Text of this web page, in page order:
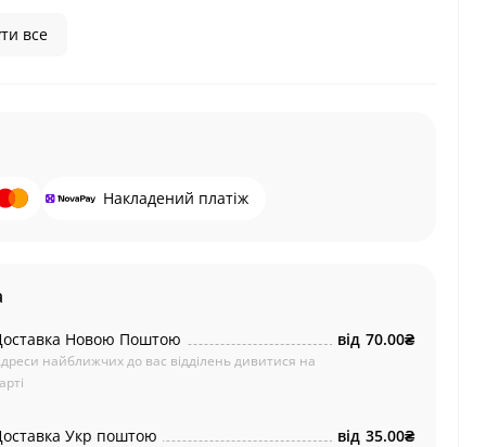
все
Накладений платіж
Новою Поштою
найближчих до вас відділень дивитися на
від 70.00₴
Укр поштою від 35.00₴